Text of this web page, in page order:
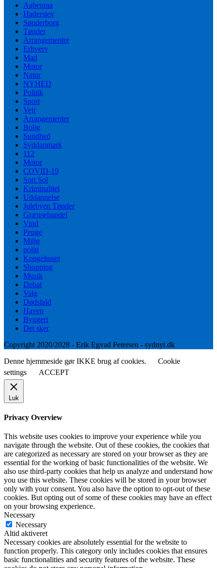
Aabenraa
Haderslev
Sønderborg
Tønder
Arrangementer
Erhverv
Mad
Motor
Natur
NYHED
Politik
Sport
Vejr
Arrangementer
Bolig
Sundhed
Syddanmark
112
Motor
COVID-19
Sort Sol
Kriminalitet
Uddannelse
Julebyen Tønder
Grænsehandel
Vind
Penge
Miljø
politi
Kongehuset
Shopping
Musik
Debat
Valg
Dødsfald
Haven
Byggeri
Det sker
Copyright 2020/2028 - Erik Egvad Petersen - sydnyt.dk
Denne hjemmeside gør IKKE brug af cookies.
Cookie
settings
ACCEPT
Luk
Privacy Overview
This website uses cookies to improve your experience while you
navigate through the website. Out of these cookies, the cookies that
are categorized as necessary are stored on your browser as they are
essential for the working of basic functionalities of the website. We
also use third-party cookies that help us analyze and understand how
you use this website. These cookies will be stored in your browser
only with your consent. You also have the option to opt-out of these
cookies. But opting out of some of these cookies may have an effect
on your browsing experience.
Necessary
Necessary
Altid aktiveret
Necessary cookies are absolutely essential for the website to
function properly. This category only includes cookies that ensures
basic functionalities and security features of the website. These